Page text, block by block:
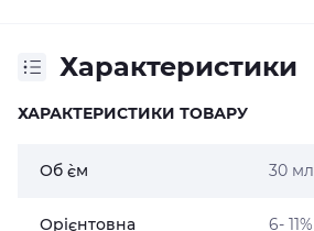
Характеристики
ХАРАКТЕРИСТИКИ ТОВАРУ
Об `єм 30 мл
Орієнтовна 6- 11%